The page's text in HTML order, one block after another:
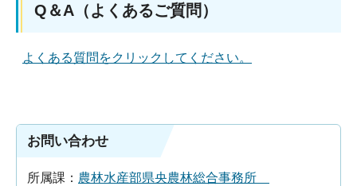
Q＆A（よくあるご質問）
よくある質問をクリックしてください。
お問い合わせ
所属課： 農林水産部県央農林総合事務所